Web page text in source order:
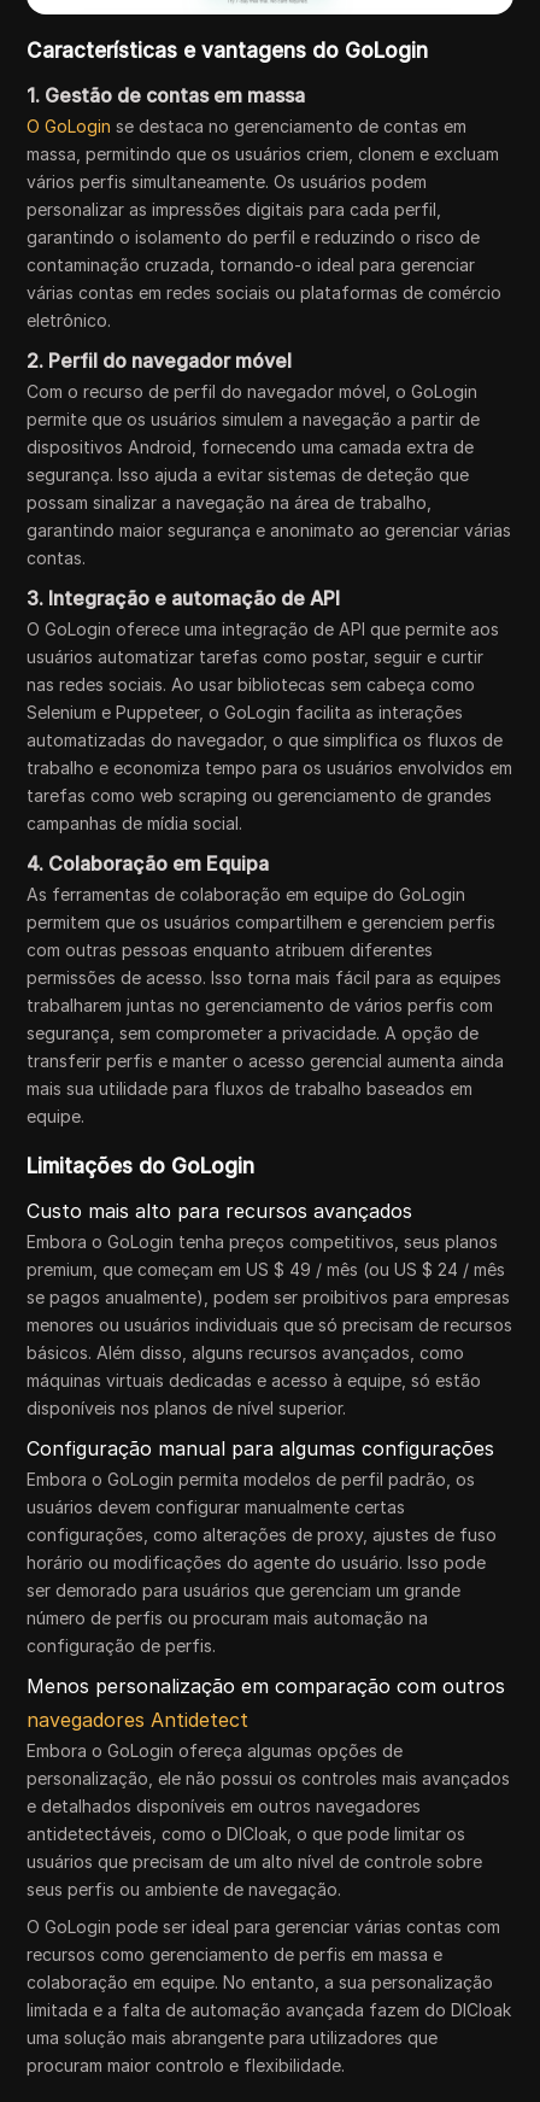
Características e vantagens do GoLogin
1. Gestão de contas em massa
O GoLogin se destaca no gerenciamento de contas em
massa, permitindo que os usuários criem, clonem e excluam
vários perfis simultaneamente. Os usuários podem
personalizar as impressões digitais para cada perfil,
garantindo o isolamento do perfil e reduzindo o risco de
contaminação cruzada, tornando-o ideal para gerenciar
várias contas em redes sociais ou plataformas de comércio
eletrônico.
2. Perfil do navegador móvel
Com o recurso de perfil do navegador móvel, o GoLogin
permite que os usuários simulem a navegação a partir de
dispositivos Android, fornecendo uma camada extra de
segurança. Isso ajuda a evitar sistemas de deteção que
possam sinalizar a navegação na área de trabalho,
garantindo maior segurança e anonimato ao gerenciar várias
contas.
3. Integração e automação de API
O GoLogin oferece uma integração de API que permite aos
usuários automatizar tarefas como postar, seguir e curtir
nas redes sociais. Ao usar bibliotecas sem cabeça como
Selenium e Puppeteer, o GoLogin facilita as interações
automatizadas do navegador, o que simplifica os fluxos de
trabalho e economiza tempo para os usuários envolvidos em
tarefas como web scraping ou gerenciamento de grandes
campanhas de mídia social.
4. Colaboração em Equipa
As ferramentas de colaboração em equipe do GoLogin
permitem que os usuários compartilhem e gerenciem perfis
com outras pessoas enquanto atribuem diferentes
permissões de acesso. Isso torna mais fácil para as equipes
trabalharem juntas no gerenciamento de vários perfis com
segurança, sem comprometer a privacidade. A opção de
transferir perfis e manter o acesso gerencial aumenta ainda
mais sua utilidade para fluxos de trabalho baseados em
equipe.
Limitações do GoLogin
Custo mais alto para recursos avançados
Embora o GoLogin tenha preços competitivos, seus planos
premium, que começam em US $ 49 / mês (ou US $ 24 / mês
se pagos anualmente), podem ser proibitivos para empresas
menores ou usuários individuais que só precisam de recursos
básicos. Além disso, alguns recursos avançados, como
máquinas virtuais dedicadas e acesso à equipe, só estão
disponíveis nos planos de nível superior.
Configuração manual para algumas configurações
Embora o GoLogin permita modelos de perfil padrão, os
usuários devem configurar manualmente certas
configurações, como alterações de proxy, ajustes de fuso
horário ou modificações do agente do usuário. Isso pode
ser demorado para usuários que gerenciam um grande
número de perfis ou procuram mais automação na
configuração de perfis.
Menos personalização em comparação com outros
navegadores Antidetect
Embora o GoLogin ofereça algumas opções de
personalização, ele não possui os controles mais avançados
e detalhados disponíveis em outros navegadores
antidetectáveis, como o DICloak, o que pode limitar os
usuários que precisam de um alto nível de controle sobre
seus perfis ou ambiente de navegação.
O GoLogin pode ser ideal para gerenciar várias contas com
recursos como gerenciamento de perfis em massa e
colaboração em equipe. No entanto, a sua personalização
limitada e a falta de automação avançada fazem do DICloak
uma solução mais abrangente para utilizadores que
procuram maior controlo e flexibilidade.